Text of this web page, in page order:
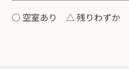
○ 空室あり △ 残りわずか